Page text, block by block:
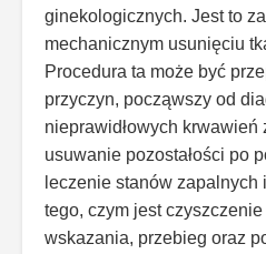
ginekologicznych. Jest to
mechanicznym usunięciu
Procedura ta może być
przyczyn, począwszy od
nieprawidłowych krwawień
usuwanie pozostałości po
leczenie stanów
tego, czym jest
wskazania, przebieg oraz